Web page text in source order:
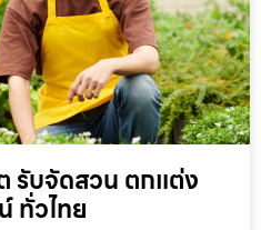
รับจัดสวน ตกแต่ง
ทั่วไทย